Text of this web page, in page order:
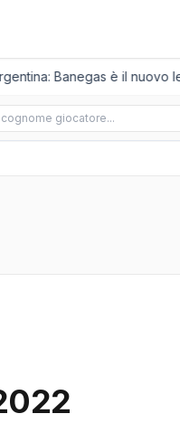
Banegas è il nuovo